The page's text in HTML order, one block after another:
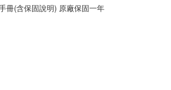
冊(含保固說明) 原廠保固一年